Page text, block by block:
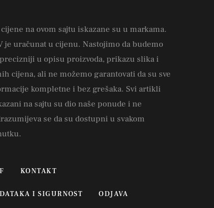
cijene na ovom sajtu iskazane su u markama.
je uračunat u cijenu. Nastojimo da budemo
u opisu proizvoda, prikazu slika i
cijena, ali ne možemo garantovati da su sve
kompletne i bez grešaka. Svi artikli
na sajtu su dio naše ponude i ne
se da su dostupni u svakom
KONTAKT
I SIGURNOST ODJAVA